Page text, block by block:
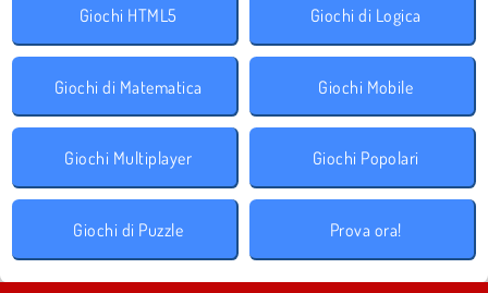
Giochi HTML5 Giochi di Logica
Giochi di Matematica Giochi Mobile
Giochi Multiplayer Giochi Popolari
Giochi di Puzzle Prova ora!